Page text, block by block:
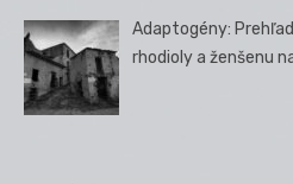
Adaptogény:
rhodioly a ženšenu